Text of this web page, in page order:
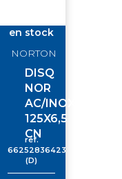
en stock
NORTON
DISQ
NOR
AC/INOX
125X6,5
CN
réf.
66252836423
(D)